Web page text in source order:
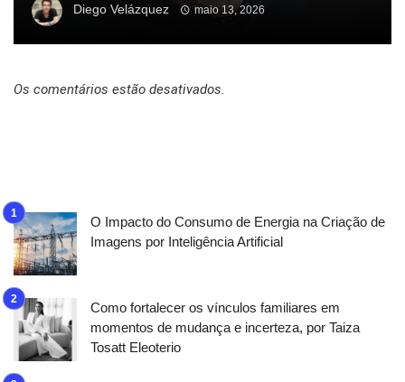
Diego Velázquez maio 13, 2026
Os comentários estão desativados.
O Impacto do Consumo de Energia na Criação de
Imagens por Inteligência Artificial
Como fortalecer os vínculos familiares em
momentos de mudança e incerteza, por Taiza
Tosatt Eleoterio